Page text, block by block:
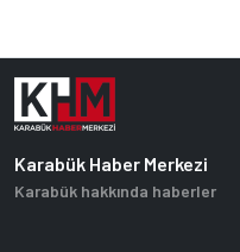
Karabük Haber Merkezi
Karabük hakkında haberler